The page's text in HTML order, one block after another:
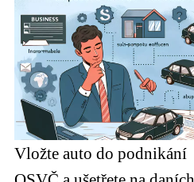
Vložte auto do podnikání